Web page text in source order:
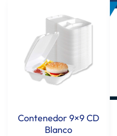
Contenedor 9×9 CD
Blanco